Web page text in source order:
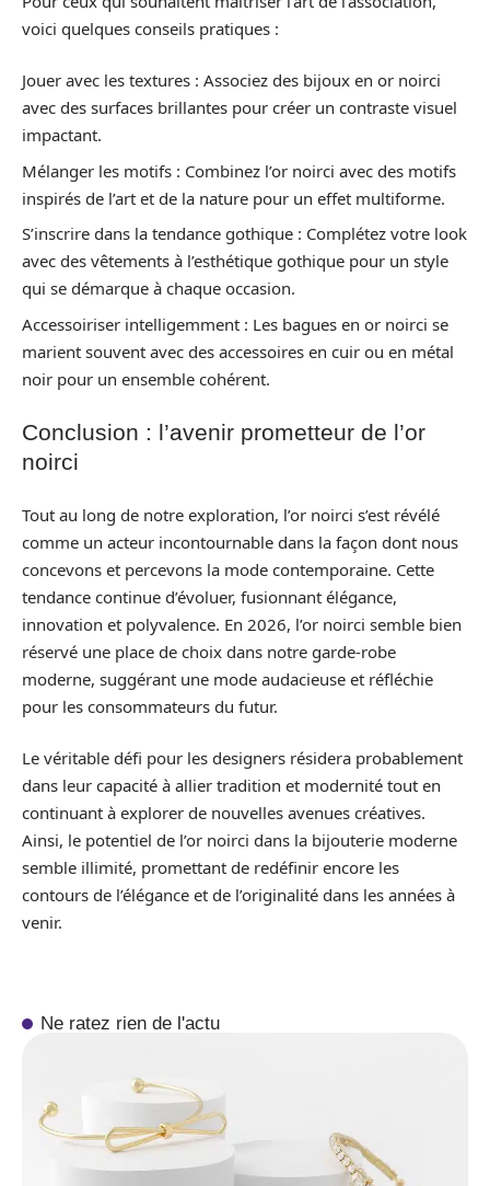
voici quelques conseils pratiques :
Jouer avec les textures : Associez des bijoux en or noirci
avec des surfaces brillantes pour créer un contraste visuel
impactant.
Mélanger les motifs : Combinez l’or noirci avec des motifs
inspirés de l’art et de la nature pour un effet multiforme.
S’inscrire dans la tendance gothique : Complétez votre look
avec des vêtements à l’esthétique gothique pour un style
qui se démarque à chaque occasion.
Accessoiriser intelligemment : Les bagues en or noirci se
marient souvent avec des accessoires en cuir ou en métal
noir pour un ensemble cohérent.
Conclusion : l’avenir prometteur de l’or
noirci
Tout au long de notre exploration, l’or noirci s’est révélé
comme un acteur incontournable dans la façon dont nous
concevons et percevons la mode contemporaine. Cette
tendance continue d’évoluer, fusionnant élégance,
innovation et polyvalence. En 2026, l’or noirci semble bien
réservé une place de choix dans notre garde-robe
moderne, suggérant une mode audacieuse et réfléchie
pour les consommateurs du futur.
Le véritable défi pour les designers résidera probablement
dans leur capacité à allier tradition et modernité tout en
continuant à explorer de nouvelles avenues créatives.
Ainsi, le potentiel de l’or noirci dans la bijouterie moderne
semble illimité, promettant de redéfinir encore les
contours de l’élégance et de l’originalité dans les années à
venir.
Ne ratez rien de l'actu